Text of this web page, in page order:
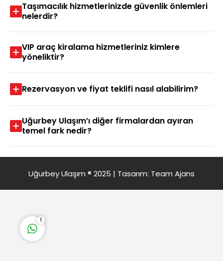
Taşımacılık hizmetlerinizde güvenlik önlemleri
nelerdir?
VIP araç kiralama hizmetleriniz kimlere
yöneliktir?
Rezervasyon ve fiyat teklifi nasıl alabilirim?
Uğurbey Ulaşım’ı diğer firmalardan ayıran
temel fark nedir?
Uğurbey Ulaşım ® 2025 | Tasarım: Team Ajans
Uğurbey Ulaşım
Cevap Yaz
1